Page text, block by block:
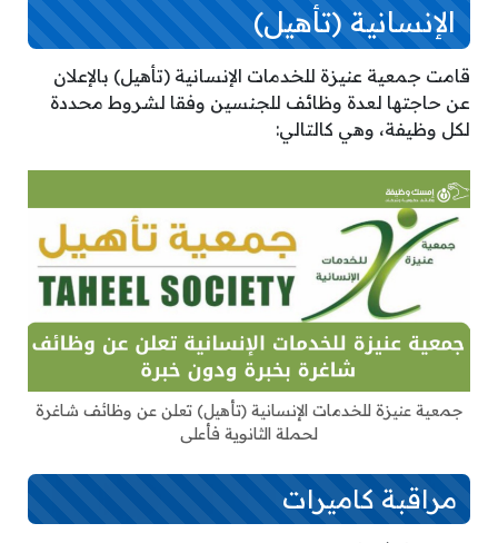
الإنسانية (تأهيل)
قامت جمعية عنيزة للخدمات الإنسانية (تأهيل) بالإعلان
عن حاجتها لعدة وظائف للجنسين وفقا لشروط محددة
لكل وظيفة، وهي كالتالي:
جمعية عنيزة للخدمات الإنسانية (تأهيل) تعلن عن وظائف شاغرة
لحملة الثانوية فأعلى
مراقبة كاميرات